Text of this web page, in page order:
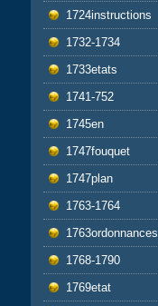
1724instructions
1732-1734
1733etats
1741-752
1745en
1747fouquet
1747plan
1763-1764
1763ordonnances
1768-1790
1769etat